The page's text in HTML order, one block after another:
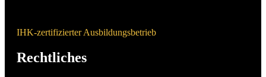
IHK-zertifizierter Ausbildungsbetrieb
Rechtliches